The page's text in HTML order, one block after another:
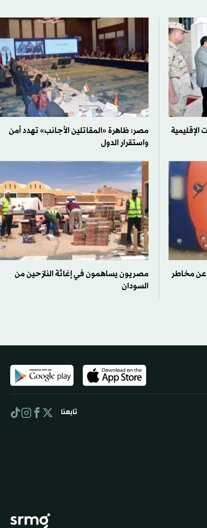
مصر: ظاهرة «المقاتلين الأجانب» تهدد أمن
واستقرار الدول
مخاطر
مصريون يساهمون في إغاثة النازحين من
السودان
تابعنا